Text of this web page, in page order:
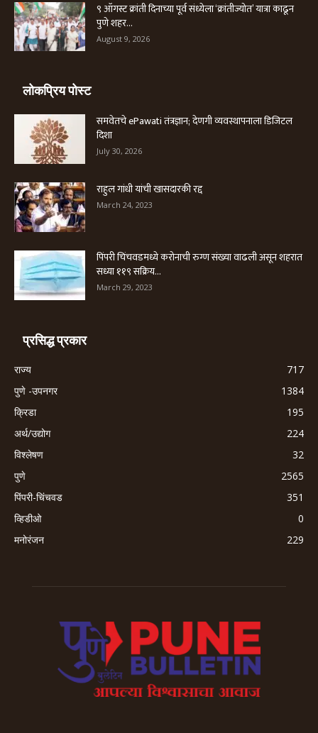
९ ऑगस्ट क्रांती दिनाच्या पूर्व संध्येला ‘क्रांतीज्योत’ यात्रा काढून
पुणे शहर...
August 9, 2026
लोकप्रिय पोस्ट
समवेतचे ePawati तंत्रज्ञान; देणगी व्यवस्थापनाला डिजिटल
दिशा
July 30, 2026
राहुल गांधी यांची खासदारकी रद्द
March 24, 2023
पिंपरी चिंचवडमध्ये करोनाची रुग्ण संख्या वाढली असून शहरात
सध्या ११९ सक्रिय...
March 29, 2023
प्रसिद्ध प्रकार
राज्य
717
पुणे -उपनगर
1384
क्रिडा
195
अर्थ/उद्योग
224
विश्लेषण
32
पुणे
2565
पिंपरी-चिंचवड
351
व्हिडीओ
0
मनोरंजन
229